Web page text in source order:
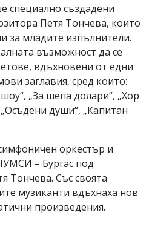
специално създадени
Петя Тончева, които
за младите изпълнители.
възможност да се
вдъхновени от едни
заглавия, сред които:
„За шепа долари“, „Хор
души“, „Капитан
оркестър и
– Бургас под
Тончева. Със своята
музиканти вдъхнаха нов
произведения.